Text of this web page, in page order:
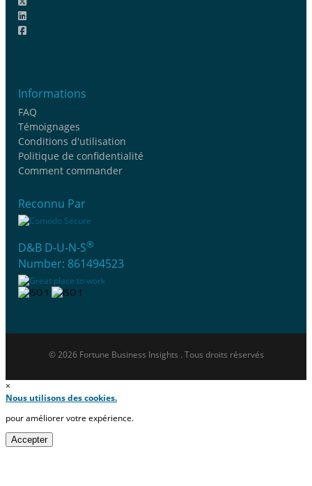
Informations
FAQ
Témoignages
Conditions d'utilisation
Politique de confidentialité
Comment commander
Reconnu Par
D&B D-U-N-S®
Number: 861494523
© 2026 Fortune Business Insights . Tous droits réservés
×
Nous utilisons des cookies.
pour améliorer votre expérience.
Accepter